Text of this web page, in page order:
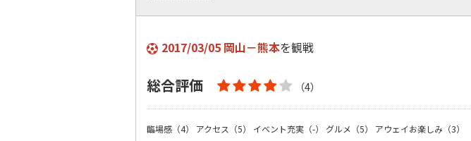
2017/03/05 岡山－熊本を観戦
総合評価 （4）
臨場感（4） アクセス（5） イベント充実（-） グルメ（5） アウェイお楽しみ（3）